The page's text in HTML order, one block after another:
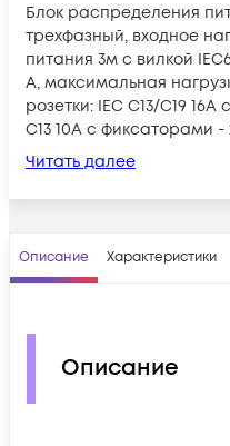
Блок распределения
трехфазный, входное
питания 3м с вилкой
A, максимальная
розетки: IEC C13/C19
C13 10A с фиксаторами -
Читать далее
Описание Характеристики
Описание